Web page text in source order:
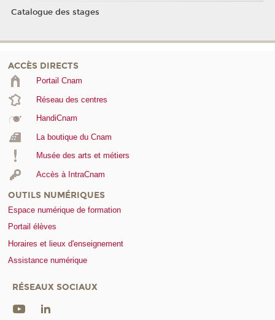
Catalogue des stages
ACCÈS DIRECTS
Portail Cnam
Réseau des centres
HandiCnam
La boutique du Cnam
Musée des arts et métiers
Accès à IntraCnam
OUTILS NUMÉRIQUES
Espace numérique de formation
Portail élèves
Horaires et lieux d'enseignement
Assistance numérique
RÉSEAUX SOCIAUX